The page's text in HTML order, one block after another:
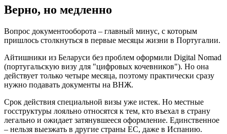
Верно, но медленно
Вопрос документооборота – главный минус, с которым
пришлось столкнуться в первые месяцы жизни в Португалии.
Айтишники из Беларуси без проблем оформили Digital Nomad
(португальскую визу для "цифровых кочевников"). Но она
действует только четыре месяца, поэтому практически сразу
нужно подавать документы на ВНЖ.
Срок действия специальной визы уже истек. Но местные
госструктуры лояльно относятся к тем, кто въехал в страну
легально и ожидает затянувшееся оформление. Единственное
– нельзя выезжать в другие страны ЕС, даже в Испанию.